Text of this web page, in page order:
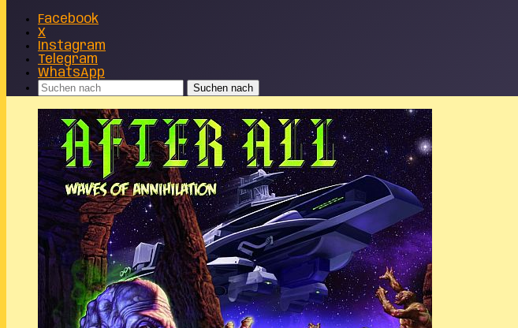
Facebook
X
Instagram
Telegram
WhatsApp
Suchen nach